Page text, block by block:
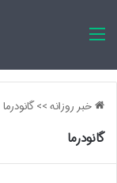
خبر روزانه>>گانودرما
گانودرما